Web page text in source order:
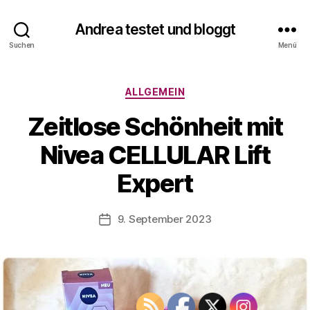
Suchen
Andrea testet und bloggt
Menü
Kategorien
ALLGEMEIN
Zeitlose Schönheit mit
Nivea CELLULAR Lift
Expert
Beitragsautor
V
n
r
e
a
t
u
n
d
Veröffentlichungsdatum
9. September 2023